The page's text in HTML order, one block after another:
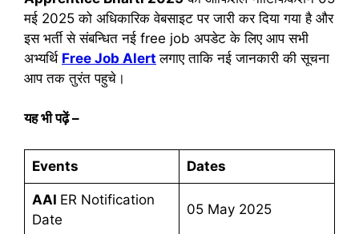
मई 2025 को अधिकारिक वेबसाइट पर जारी कर दिया गया है और
इस भर्ती से संबन्धित नई free job अपडेट के लिए आप सभी
अभ्यर्थि Free Job Alert लगाए ताकि नई जानकारी की सूचना
आप तक तुरंत पहुचे।
यह भी पढ़ें–
Events Dates
AAI ER Notification
Date
05 May 2025